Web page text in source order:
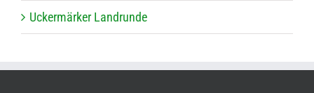
Ucker­mär­ker Landrunde